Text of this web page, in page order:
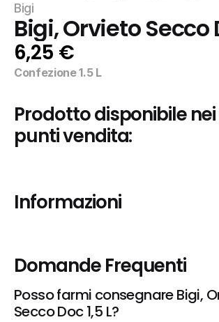
Bigi
Bigi, Orvieto Secco
6,25 €
Confezione 1.5 L
Prodotto disponibile
punti vendita:
Informazioni
Domande Frequenti
Posso farmi consegnare Bigi,
Secco Doc 1,5 L?